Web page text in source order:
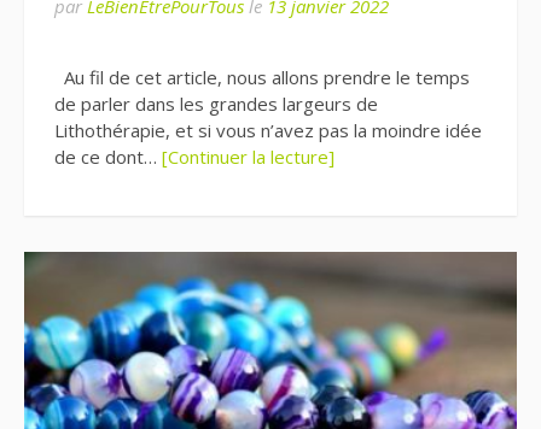
par LeBienEtrePourTous le 13 janvier 2022
Au fil de cet article, nous allons prendre le temps
de parler dans les grandes largeurs de
Lithothérapie, et si vous n’avez pas la moindre idée
de ce dont… [Continuer la lecture]